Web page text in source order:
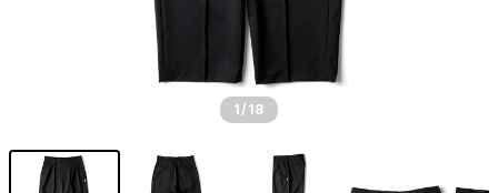
1 /18